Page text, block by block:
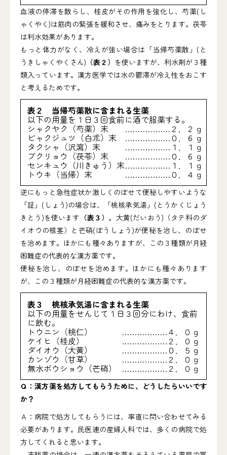
血液の停滞を散らし、桂皮がその作用を強化し、芍薬(し
ゃくやく)は筋肉の緊張を緩和させ、痛みをとります。茯苓
は利水効果があります。
もっと体力がなく、冷えが強い場合は「当帰芍薬散」(と
うきしゃくやくさん) （表２） を使いますが、利水剤が３種
類入っています。漢方医学では水の鬱滞が冷え性をおこす
と考えるためです。
表２ 当帰芍薬散に含まれる生薬
以下の用量を１日３回食前に酒で服薬する。
シャクヤク（芍薬）末 ………………２．２ｇ
ビャクジュツ（白朮）末 ………………０．６ｇ
タクシャ（沢瀉）末 ………………１．１ｇ
ブクリョウ（茯苓）末 ………………０．６ｇ
センキュウ（川きゅう）末………………１．１ｇ
トウキ（当帰）末 ………………０．４ｇ
逆にもっと急性症状か激しくのぼせて便秘しやすいような
「証」(しょう)の場合は、「桃核承気湯」(とうかくじょう
きとう)を使います （表３） 。大黄(だいおう)（タテ科のダ
イオウの根茎）と芒硝(ぼうしょう)が便秘を治し、のぼせ
を治めます。ほかにも種々ありますが、この３種類が月経
困難症の代表的な漢方薬です。
便秘を治し、のぼせを治めます。ほかにも種々あります
が、この３種類が月経困難症の代表的な漢方薬です。
表３ 桃核承気湯に含まれる生薬
以下の用量をせんじて１日３回分にわけ、食前
に飲む。
トウニン（桃仁） ………………４．０ｇ
ケイヒ（桂皮） ………………２．０ｇ
ダイオウ（大黄） ………………０．５ｇ
カンゾウ（甘草） ………………２．０ｇ
無水ボウショウ（芒硝） ………………２．０ｇ
Ｑ：漢方薬を処方してもらうために、どうしたらいいです
か？
Ａ：病院で処方してもらうには、率直に問い合わせてみる
必要があります。民医連の産婦人科では、多くの病院で処
方してくれると思います。